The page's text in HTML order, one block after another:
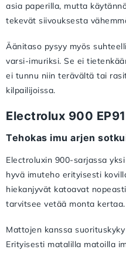
asia paperilla, mutta
tekevät siivouksesta
Äänitaso pysyy myös
varsi-imuriksi. Se ei
ei tunnu niin terävältä tai
kilpailijoissa.
Electrolux 900
Tehokas imu arjen
Electroluxin 900-sarjassa
hyvä imuteho erityisesti
hiekanjyvät katoavat
tarvitsee vetää monta kertaa.
Mattojen kanssa
Erityisesti matalilla matoilla